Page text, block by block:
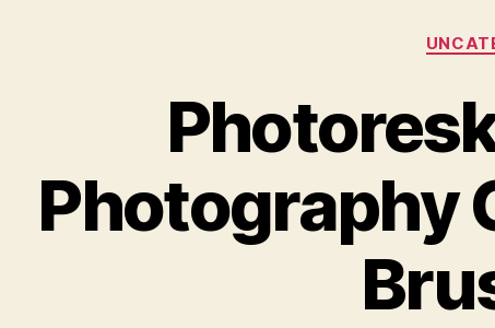
Photography